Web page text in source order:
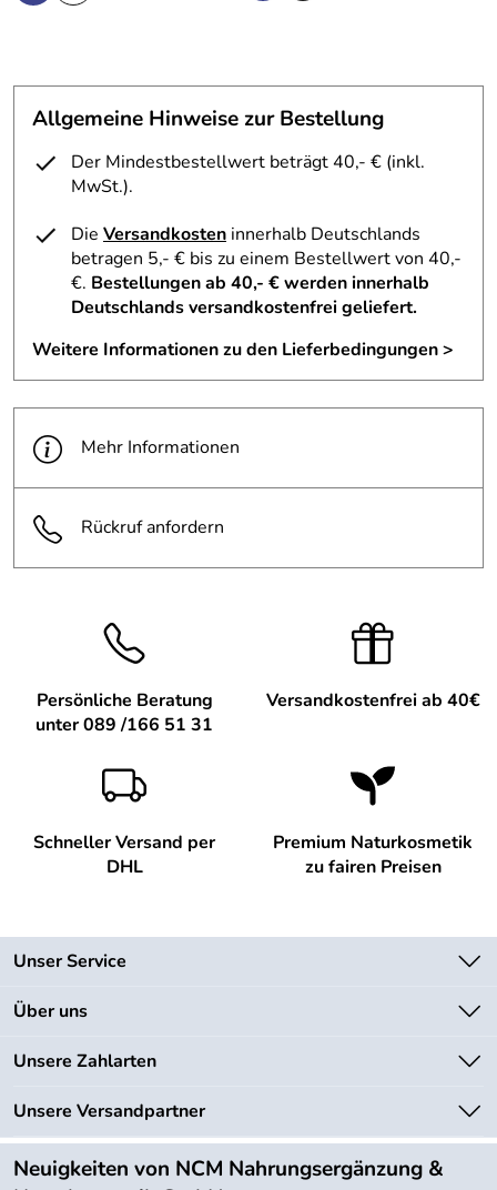
Hersteller: Jacob Hooy, Kloveniersburgwal 10 – 12 1012
Allgemeine Hinweise zur Bestellung
Der Mindestbestellwert beträgt 40,- € (inkl.
MwSt.).
Die Versandkosten innerhalb Deutschlands
betragen 5,- € bis zu einem Bestellwert von 40,-
€. Bestellungen ab 40,- € werden innerhalb
Deutschlands versandkostenfrei geliefert.
Weitere Informationen zu den Lieferbedingungen >
Mehr Informationen
Rückruf anfordern
Persönliche Beratung
unter 089 /166 51 31
Versandkostenfrei ab 40€
Schneller Versand per
DHL
Premium Naturkosmetik
zu fairen Preisen
Unser Service
Kontakt
Lieferbedingungen
Kundenlogin
Über uns
Unsere Bestseller
Neu
Angebote
Unsere Zahlarten
Unsere Versandpartner
Neuigkeiten von NCM Nahrungsergänzung &